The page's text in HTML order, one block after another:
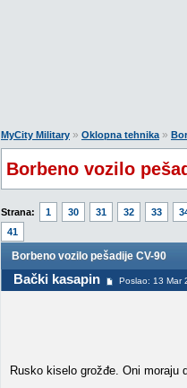
MyCity Military » Oklopna tehnika»
Borbeno vozilo
Strana: 1 30 31 32 33
41
Borbeno vozilo pešadije CV-90
Bački kasapin Poslao: 13 Mar
Rusko kiselo grožđe. Oni